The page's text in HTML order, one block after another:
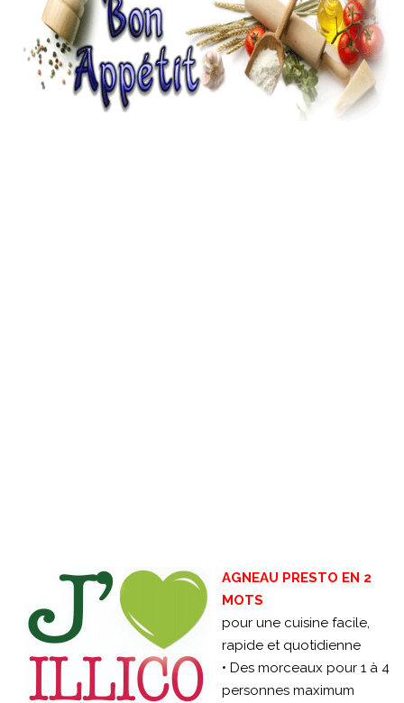
AGNEAU PRESTO EN 2
MOTS
pour une cuisine facile,
rapide et quotidienne
• Des morceaux pour 1 à 4
personnes maximum